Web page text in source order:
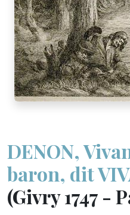
DENON,
baron, dit
(Givry 1747 -